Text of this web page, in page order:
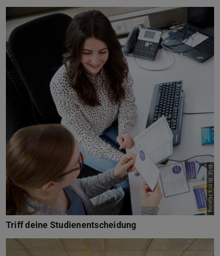
Triff deine Studienentscheidung
Bild: Britta Hüning